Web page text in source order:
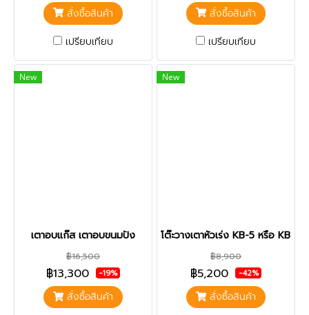
สั่งซื้อสินค้า
เปรียบเทียบ
สั่งซื้อสินค้า
เปรียบเทียบ
New
เตาอบแก๊ส เตาอบขนมปัง
฿16,500
฿13,300 -19%
สั่งซื้อสินค้า
New
โต๊ะวางเตาหัวเร่ง KB-5 หรือ KB-7
฿8,900
฿5,200 -42%
สั่งซื้อสินค้า